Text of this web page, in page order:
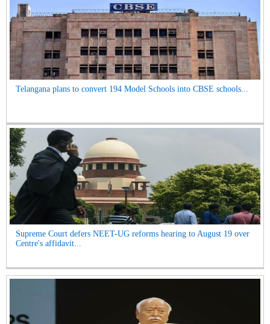
Telangana plans to convert 194 Model Schools into CBSE schools...
Supreme Court defers NEET-UG reforms hearing to August 19 over
Centre's affidavit...